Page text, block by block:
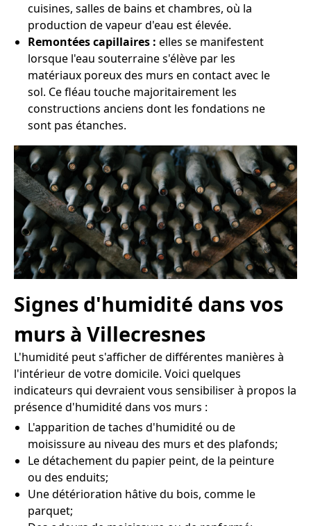
cuisines, salles de bains et chambres, où la
production de vapeur d'eau est élevée.
Remontées capillaires : elles se manifestent
lorsque l'eau souterraine s'élève par les
matériaux poreux des murs en contact avec le
sol. Ce fléau touche majoritairement les
constructions anciens dont les fondations ne
sont pas étanches.
Signes d'humidité dans vos
murs à Villecresnes
L'humidité peut s'afficher de différentes manières à
l'intérieur de votre domicile. Voici quelques
indicateurs qui devraient vous sensibiliser à propos la
présence d'humidité dans vos murs :
L'apparition de taches d'humidité ou de
moisissure au niveau des murs et des plafonds;
Le détachement du papier peint, de la peinture
ou des enduits;
Une détérioration hâtive du bois, comme le
parquet;